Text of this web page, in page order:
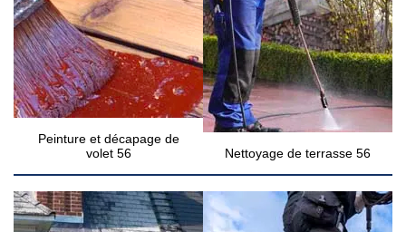
Peinture et décapage de
volet 56
Nettoyage de terrasse 56